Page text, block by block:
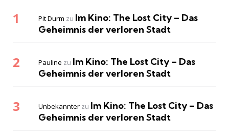
Pit Durm zu Im Kino: The Lost City – Das
Geheimnis der verloren Stadt
Pauline zu Im Kino: The Lost City – Das
Geheimnis der verloren Stadt
Unbekannter zu Im Kino: The Lost City – Das
Geheimnis der verloren Stadt